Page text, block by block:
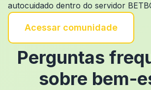
autocuidado dentro do servidor
Acessar comunidade
Perguntas
sobre bem-